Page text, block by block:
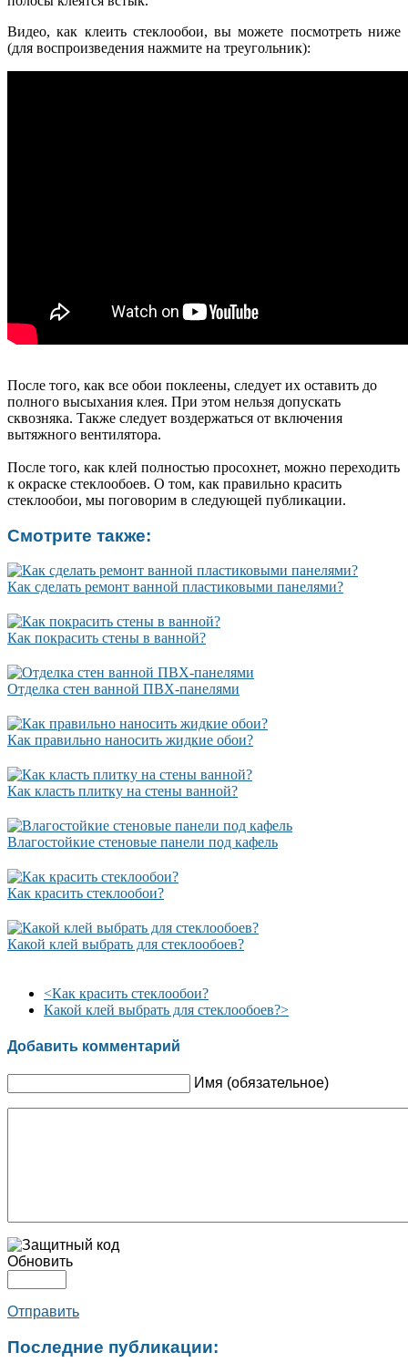
Видео, как клеить стеклообои, вы можете посмотреть ниже
(для воспроизведения нажмите на треугольник):
После того, как все обои поклеены, следует их оставить до
полного высыхания клея. При этом нельзя допускать
сквозняка. Также следует воздержаться от включения
вытяжного вентилятора.
После того, как клей полностью просохнет, можно переходить
к окраске стеклообоев. О том, как правильно красить
стеклообои, мы поговорим в следующей публикации.
Смотрите также:
Как сделать ремонт ванной пластиковыми панелями?
Как покрасить стены в ванной?
Отделка стен ванной ПВХ-панелями
Как правильно наносить жидкие обои?
Как класть плитку на стены ванной?
Влагостойкие стеновые панели под кафель
Как красить стеклообои?
Какой клей выбрать для стеклообоев?
<Как красить стеклообои?
Какой клей выбрать для стеклообоев?>
Добавить комментарий
Имя (обязательное)
Обновить
Отправить
Последние публикации: